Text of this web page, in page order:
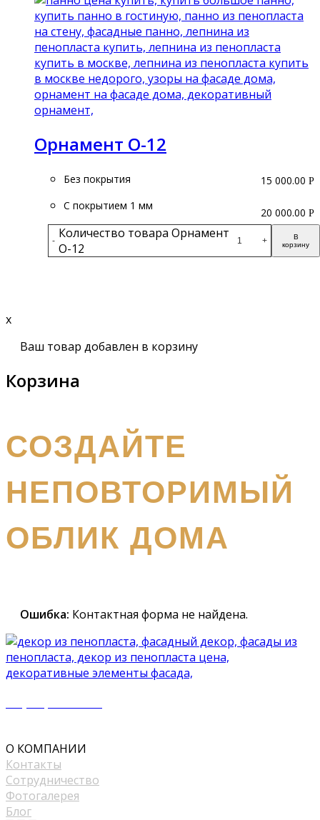
Орнамент О-12
Без покрытия
С покрытием 1 мм
- Количество товара Орнамент
О-12
+
В
корзину
15 000.00 Р
20 000.00 Р
x
Ваш товар добавлен в корзину
Корзина
СОЗДАЙТЕ
НЕПОВТОРИМЫЙ
ОБЛИК ДОМА
Ошибка: Контактная форма не найдена.
О КОМПАНИИ
Контакты
Сотрудничество
Фотогалерея
Блог